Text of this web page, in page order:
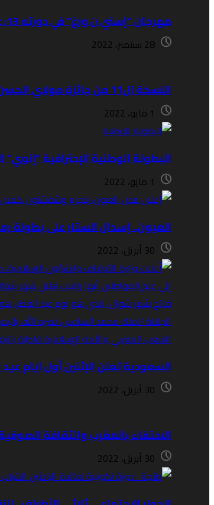
مهرجان “إسني ن ورغ” في دورته 13: عروض وفقرات غنية من 29 شتنبر إلى 3 أكتوبر
28 سبتمبر، 2022
النسخة ال11 من جائزة مولاي الحسن للألعاب الجامعية الكبرى ستعرف مشاركة أكثر من 750 طالبا (منظمون
1 مايو، 2022
البطولة الوطنية الإحترافية “إنوي” (الدورة 22)..نهضة بركان يفوز على ضيفه
1 مايو، 2022
العيون.. إسدال الستار على بطولة رمضان 1443 لكرة القدم
30 أبريل، 2022
السعودية تعلن الإثنين أول ايام
30 أبريل، 2022
الاحتفاء بالمغرب والثقافة
30 أبريل، 2022